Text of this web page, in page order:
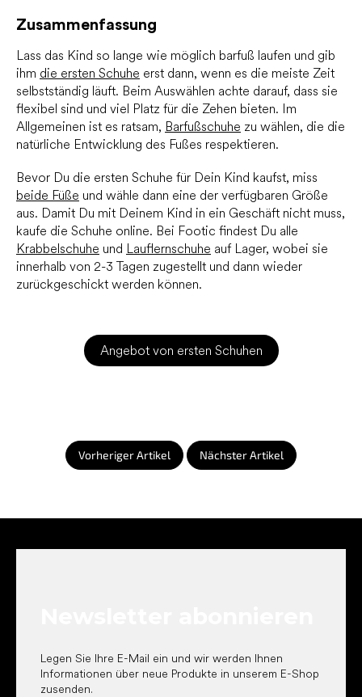
Zusammenfassung
Lass das Kind so lange wie möglich barfuß laufen und gib
ihm die ersten Schuhe erst dann, wenn es die meiste Zeit
selbstständig läuft. Beim Auswählen achte darauf, dass sie
flexibel sind und viel Platz für die Zehen bieten. Im
Allgemeinen ist es ratsam, Barfußschuhe zu wählen, die die
natürliche Entwicklung des Fußes respektieren.
Bevor Du die ersten Schuhe für Dein Kind kaufst, miss
beide Füße und wähle dann eine der verfügbaren Größe
aus. Damit Du mit Deinem Kind in ein Geschäft nicht muss,
kaufe die Schuhe online. Bei Footic findest Du alle
Krabbelschuhe und Lauflernschuhe auf Lager, wobei sie
innerhalb von 2-3 Tagen zugestellt und dann wieder
zurückgeschickt werden können.
Angebot von ersten Schuhen
Vorheriger Artikel Nächster Artikel
Legen Sie Ihre E-Mail ein und wir werden Ihnen
Informationen über neue Produkte in unserem E-Shop
zusenden.